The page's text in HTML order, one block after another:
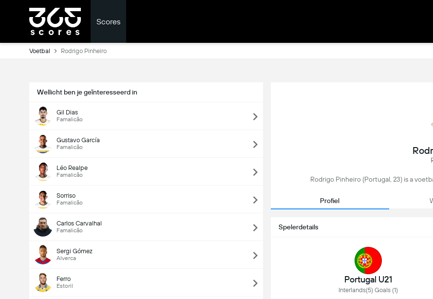
Scores
Voetbal Rodrigo Pinheiro
Wellicht ben je geïnteresseerd in
Gil Dias
Famalicão
Gustavo García
Famalicão
Léo Realpe
Famalicão
Sorriso
Famalicão
Carlos Carvalhal
Famalicão
Sergi Gómez
Alverca
Ferro
Estoril
Rodrigo Pinheiro (Portugal, 23) is a
Profiel
Spelerdetails
Portugal U21
Interlands(5) Goals (1)